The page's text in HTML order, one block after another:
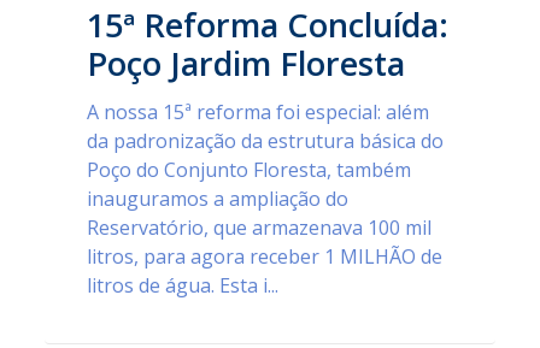
15ª Reforma Concluída:
Poço Jardim Floresta
A nossa 15ª reforma foi especial: além
da padronização da estrutura básica do
Poço do Conjunto Floresta, também
inauguramos a ampliação do
Reservatório, que armazenava 100 mil
litros, para agora receber 1 MILHÃO de
litros de água. Esta i...